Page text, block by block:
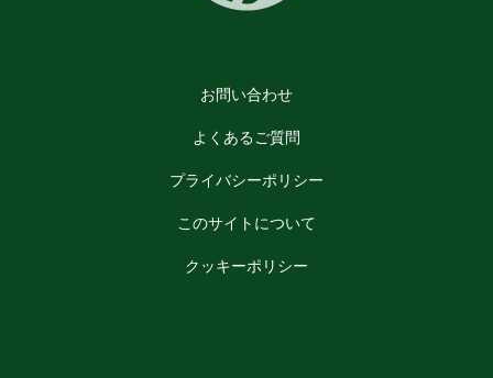
お問い合わせ
よくあるご質問
プライバシーポリシー
このサイトについて
クッキーポリシー